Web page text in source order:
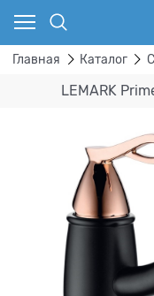
Главная Каталог
LEMARK